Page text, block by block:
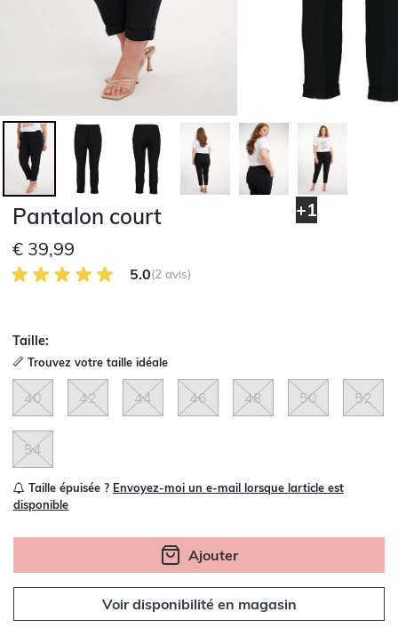
+1
Pantalon court
€ 39,99
5.0 sur 5 avis des clients
5.0(2 avis)
Taille:
Trouvez votre taille idéale
40 42 44 46 48 50 52
54
Taille épuisée ? Envoyez-moi un e-mail lorsque larticle est
disponible
Ajouter
Voir disponibilité en magasin